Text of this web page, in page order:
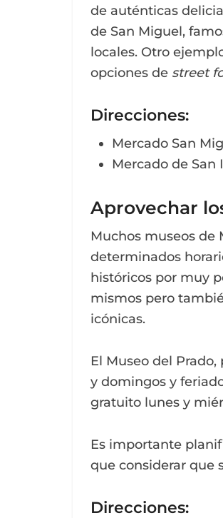
de auténticas
de San Miguel,
locales. Otro
opciones de street
Direcciones:
Mercado San
Mercado de San
Aprovechar
Muchos museos de
determinados
históricos por muy
mismos pero
icónicas.
El Museo del
y domingos y
gratuito lunes y
Es importante
que considerar que
Direcciones: